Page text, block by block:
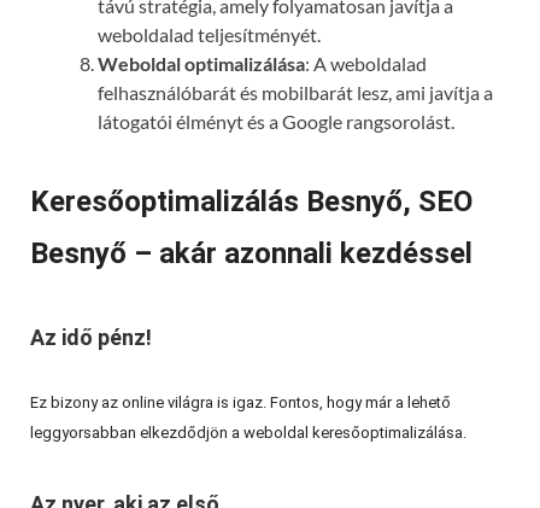
távú stratégia, amely folyamatosan javítja a
weboldalad teljesítményét.
Weboldal optimalizálása: A weboldalad
felhasználóbarát és mobilbarát lesz, ami javítja a
látogatói élményt és a Google rangsorolást.
Keresőoptimalizálás Besnyő, SEO
Besnyő – akár azonnali kezdéssel
Az idő pénz!
Ez bizony az online világra is igaz. Fontos, hogy már a lehető
leggyorsabban elkezdődjön a weboldal keresőoptimalizálása.